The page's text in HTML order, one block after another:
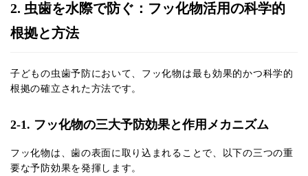
2. 虫歯を水際で防ぐ：フッ化物活用の科学的
根拠と方法
子どもの虫歯予防において、フッ化物は最も効果的かつ科学的
根拠の確立された方法です。
2-1. フッ化物の三大予防効果と作用メカニズム
フッ化物は、歯の表面に取り込まれることで、以下の三つの重
要な予防効果を発揮します。